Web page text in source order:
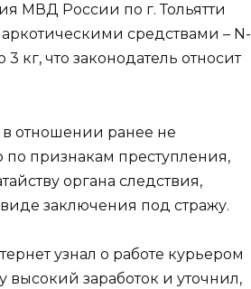
МВД России по г. Тольятти
средствами – N-
что законодатель относит
отношении ранее не
признакам преступления,
органа следствия,
заключения под стражу.
узнал о работе курьером
высокий заработок и уточнил,